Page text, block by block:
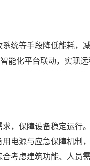
统等手段降低能耗，
能化平台联动，实现
，保障设备稳定运行
电源与应急保障机制
考虑建筑功能、人员